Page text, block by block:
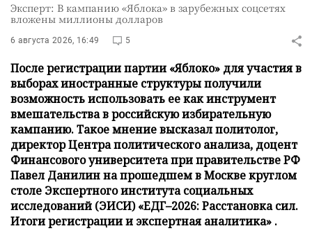
Эксперт: В кампанию «Яблока» в зарубежных соцсетях
вложены миллионы долларов
6 августа 2026, 16:49 5
После регистрации партии «Яблоко» для участия в
выборах иностранные структуры получили
возможность использовать ее как инструмент
вмешательства в российскую избирательную
кампанию. Такое мнение высказал политолог,
директор Центра политического анализа, доцент
Финансового университета при правительстве РФ
Павел Данилин на прошедшем в Москве круглом
столе Экспертного института социальных
исследований (ЭИСИ) «ЕДГ–2026: Расстановка сил.
Итоги регистрации и экспертная аналитика» .